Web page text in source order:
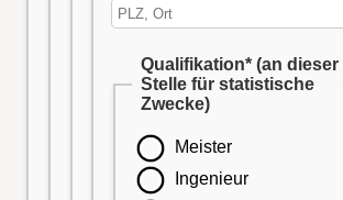
Qualifikation* (an dieser
Stelle für statistische
Zwecke)
Meister
Ingenieur